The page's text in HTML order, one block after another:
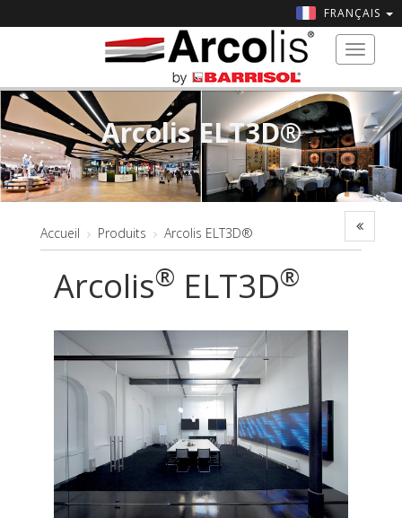
FRANÇAIS
Toggle
Arcolis ELT3D®
Accueil Produits Arcolis ELT3D®
Arcolis® ELT3D®